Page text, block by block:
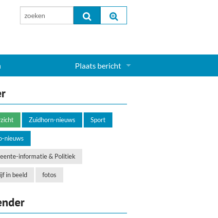
Plaats bericht
Zuidhorn-nieuws Sport
nieuws
informatie & Politiek
in beeld fotos